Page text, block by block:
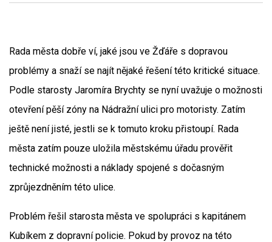
Rada města dobře ví, jaké jsou ve Žďáře s dopravou
problémy a snaží se najít nějaké řešení této kritické situace.
Podle starosty Jaromíra Brychty se nyní uvažuje o možnosti
otevření pěší zóny na Nádražní ulici pro motoristy. Zatím
ještě není jisté, jestli se k tomuto kroku přistoupí. Rada
města zatím pouze uložila městskému úřadu prověřit
technické možnosti a náklady spojené s dočasným
zprůjezdněním této ulice.
Problém řešil starosta města ve spolupráci s kapitánem
Kubíkem z dopravní policie. Pokud by provoz na této